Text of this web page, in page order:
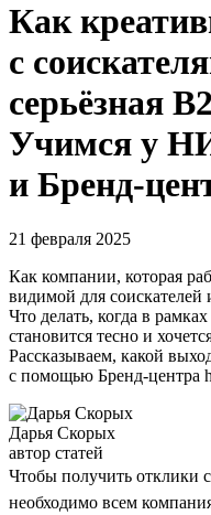
Как
с
серьёзная
Учимся у
и Бренд-
21 февраля 2025
Как компании, которая
видимой для соискателей
Что делать, когда в
становится тесно и
Рассказываем, какой
с помощью Бренд-
Дарья Скорых
автор статей
Чтобы получить отклики
необходимо всем